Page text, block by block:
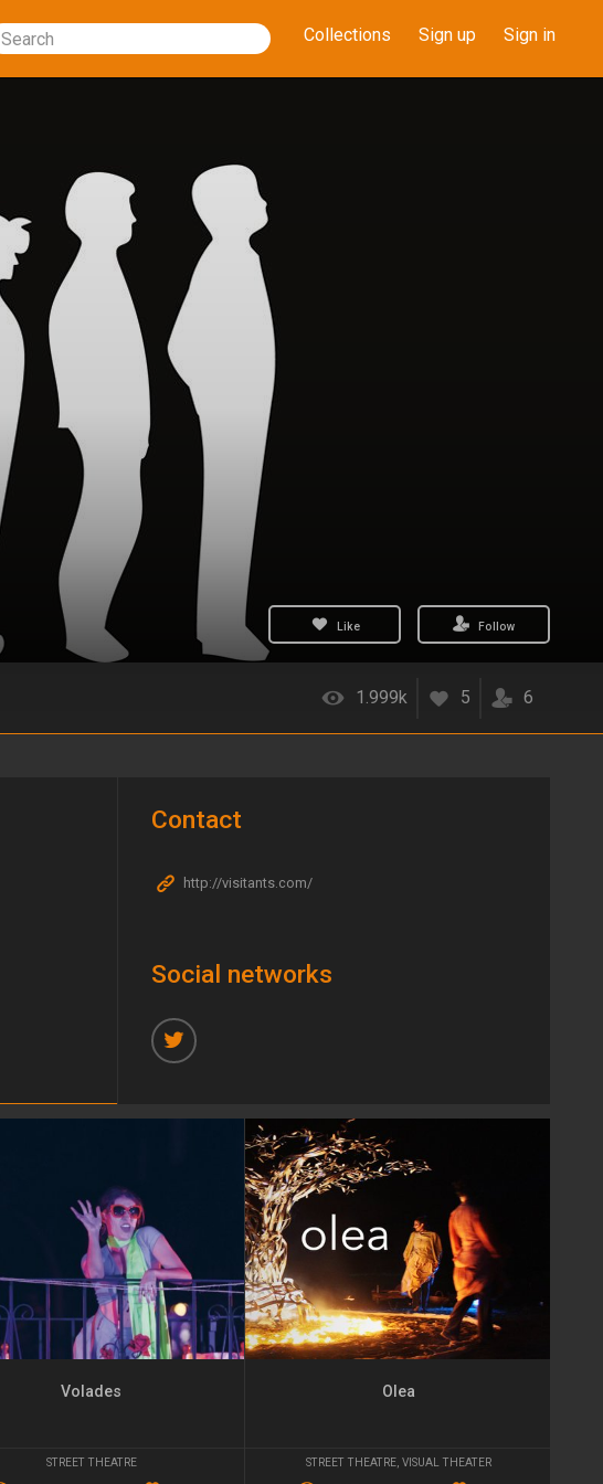
Search Collections Sign up Sign in
Like Follow
1.999k 5 6
Contact
http://visitants.com/
Social networks
Olea
STREET THEATRE, VISUAL THEATER
Volades
STREET THEATRE